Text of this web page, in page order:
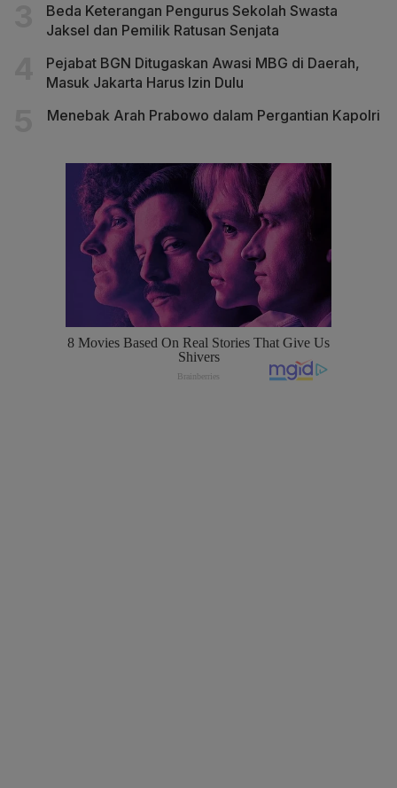
Beda Keterangan Pengurus Sekolah Swasta
Jaksel dan Pemilik Ratusan Senjata
Pejabat BGN Ditugaskan Awasi MBG di Daerah,
Masuk Jakarta Harus Izin Dulu
Menebak Arah Prabowo dalam Pergantian Kapolri